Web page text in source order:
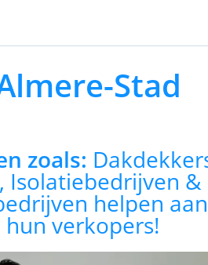
Stad
zoals:
Isolatiebedrijven &
helpen aan
verkopers!